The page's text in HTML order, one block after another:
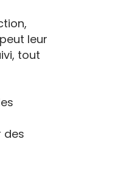
leur
tout
des